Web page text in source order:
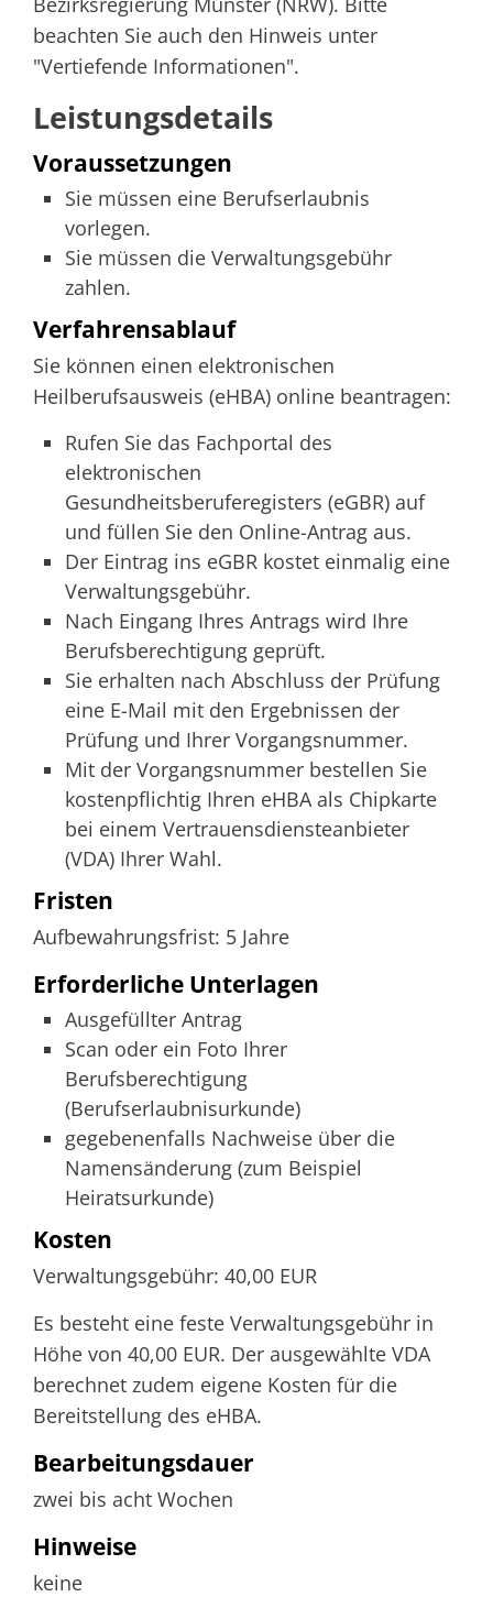
beachten Sie auch den Hinweis unter
"Vertiefende Informationen".
Leistungsdetails
Voraussetzungen
Sie müssen eine Berufserlaubnis
vorlegen.
Sie müssen die Verwaltungsgebühr
zahlen.
Verfahrensablauf
Sie können einen elektronischen
Heilberufsausweis (eHBA) online beantragen:
Rufen Sie das Fachportal des
elektronischen
Gesundheitsberuferegisters (eGBR) auf
und füllen Sie den Online-Antrag aus.
Der Eintrag ins eGBR kostet einmalig eine
Verwaltungsgebühr.
Nach Eingang Ihres Antrags wird Ihre
Berufsberechtigung geprüft.
Sie erhalten nach Abschluss der Prüfung
eine E-Mail mit den Ergebnissen der
Prüfung und Ihrer Vorgangsnummer.
Mit der Vorgangsnummer bestellen Sie
kostenpflichtig Ihren eHBA als Chipkarte
bei einem Vertrauensdiensteanbieter
(VDA) Ihrer Wahl.
Fristen
Aufbewahrungsfrist: 5 Jahre
Erforderliche Unterlagen
Ausgefüllter Antrag
Scan oder ein Foto Ihrer
Berufsberechtigung
(Berufserlaubnisurkunde)
gegebenenfalls Nachweise über die
Namensänderung (zum Beispiel
Heiratsurkunde)
Kosten
Verwaltungsgebühr: 40,00 EUR
Es besteht eine feste Verwaltungsgebühr in
Höhe von 40,00 EUR. Der ausgewählte VDA
berechnet zudem eigene Kosten für die
Bereitstellung des eHBA.
Bearbeitungsdauer
zwei bis acht Wochen
Hinweise
keine